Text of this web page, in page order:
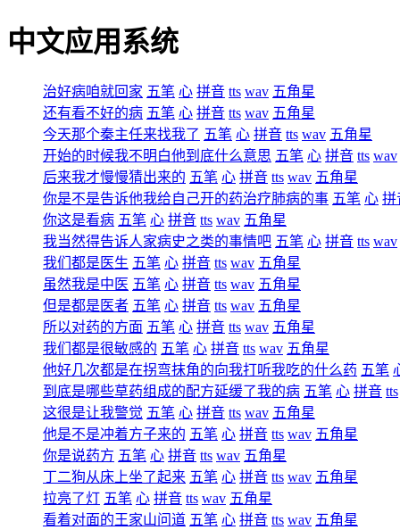
中文应用系统
治好病咱就回家 五笔 心 拼音 tts wav 五角星
还有看不好的病 五笔 心 拼音 tts wav 五角星
今天那个秦主任来找我了 五笔 心 拼音 tts wav 五角星
开始的时候我不明白他到底什么意思 五笔 心 拼音 tts wav
后来我才慢慢猜出来的 五笔 心 拼音 tts wav 五角星
你是不是告诉他我给自己开的药治疗肺病的事 五笔 心 拼
你这是看病 五笔 心 拼音 tts wav 五角星
我当然得告诉人家病史之类的事情吧 五笔 心 拼音 tts wav
我们都是医生 五笔 心 拼音 tts wav 五角星
虽然我是中医 五笔 心 拼音 tts wav 五角星
但是都是医者 五笔 心 拼音 tts wav 五角星
所以对药的方面 五笔 心 拼音 tts wav 五角星
我们都是很敏感的 五笔 心 拼音 tts wav 五角星
他好几次都是在拐弯抹角的向我打听我吃的什么药 五笔
到底是哪些草药组成的配方延缓了我的病 五笔 心 拼音 tts
这很是让我警觉 五笔 心 拼音 tts wav 五角星
他是不是冲着方子来的 五笔 心 拼音 tts wav 五角星
你是说药方 五笔 心 拼音 tts wav 五角星
丁二狗从床上坐了起来 五笔 心 拼音 tts wav 五角星
拉亮了灯 五笔 心 拼音 tts wav 五角星
看着对面的王家山问道 五笔 心 拼音 tts wav 五角星